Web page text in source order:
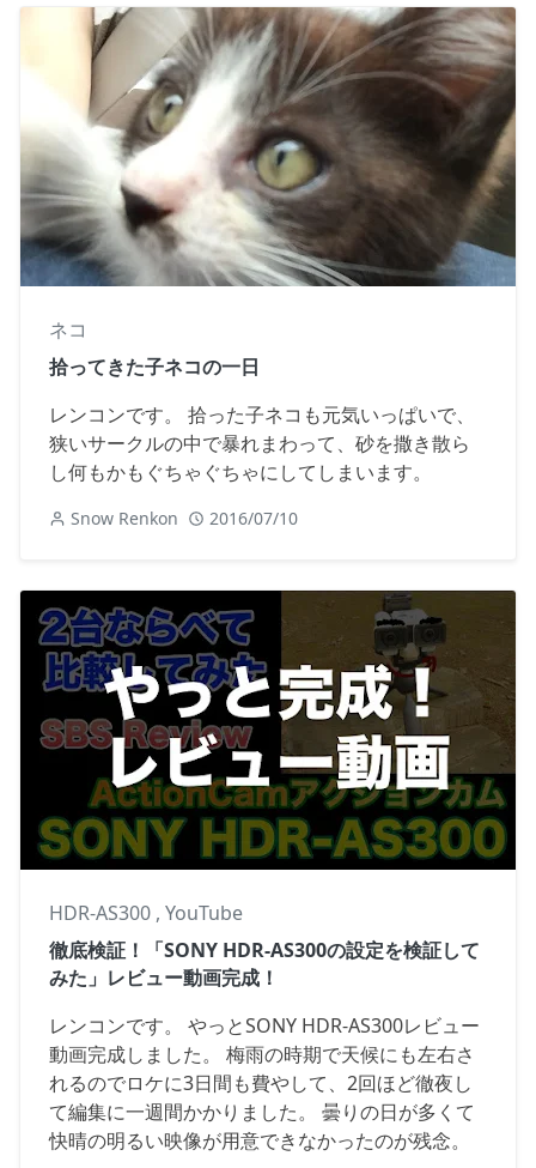
ネコ
拾ってきた子ネコの一日
レンコンです。 拾った子ネコも元気いっぱいで、
狭いサークルの中で暴れまわって、砂を撒き散ら
し何もかもぐちゃぐちゃにしてしまいます。
Snow Renkon 2016/07/10
HDR-AS300 , YouTube
徹底検証！「SONY HDR-AS300の設定を検証して
みた」レビュー動画完成！
レンコンです。 やっとSONY HDR-AS300レビュー
動画完成しました。 梅雨の時期で天候にも左右さ
れるのでロケに3日間も費やして、2回ほど徹夜し
て編集に一週間かかりました。 曇りの日が多くて
快晴の明るい映像が用意できなかったのが残念。